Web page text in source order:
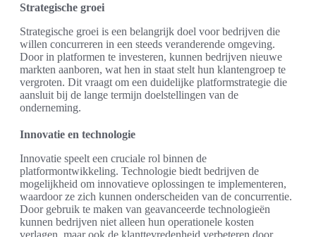
Strategische groei
Strategische groei is een belangrijk doel voor bedrijven die
willen concurreren in een steeds veranderende omgeving.
Door in platformen te investeren, kunnen bedrijven nieuwe
markten aanboren, wat hen in staat stelt hun klantengroep te
vergroten. Dit vraagt om een duidelijke platformstrategie die
aansluit bij de lange termijn doelstellingen van de
onderneming.
Innovatie en technologie
Innovatie speelt een cruciale rol binnen de
platformontwikkeling. Technologie biedt bedrijven de
mogelijkheid om innovatieve oplossingen te implementeren,
waardoor ze zich kunnen onderscheiden van de concurrentie.
Door gebruik te maken van geavanceerde technologieën
kunnen bedrijven niet alleen hun operationele kosten
verlagen, maar ook de klanttevredenheid verbeteren door